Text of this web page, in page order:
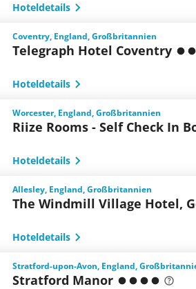
Hoteldetails
Coventry, England, Großbritannien
Telegraph Hotel Coventry
Hoteldetails
Worcester, England, Großbritannien
Riize Rooms - Self Check In
Hoteldetails
Allesley, England, Großbritannien
The Windmill Village Hotel,
Hoteldetails
Stratford-upon-Avon, England,
Stratford Manor